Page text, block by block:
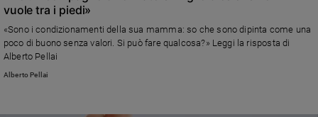
vuole tra i piedi»
«Sono i condizionamenti della sua mamma: so che sono dipinta come una
poco di buono senza valori. Si può fare qualcosa?» Leggi la risposta di
Alberto Pellai
Alberto Pellai